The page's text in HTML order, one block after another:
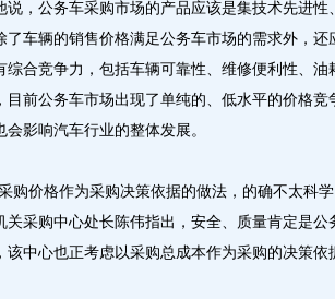
说，公务车采购市场的产品应该是集技术先进性
了车辆的销售价格满足公务车市场的需求外，还
综合竞争力，包括车辆可靠性、维修便利性、油
目前公务车市场出现了单纯的、低水平的价格竞
会影响汽车行业的整体发展。
价格作为采购决策依据的做法，的确不太科学
关采购中心处长陈伟指出，安全、质量肯定是公
该中心也正考虑以采购总成本作为采购的决策依